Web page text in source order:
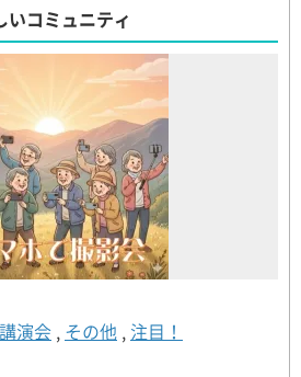
いコミュニティ
演会 , その他 , 注目！